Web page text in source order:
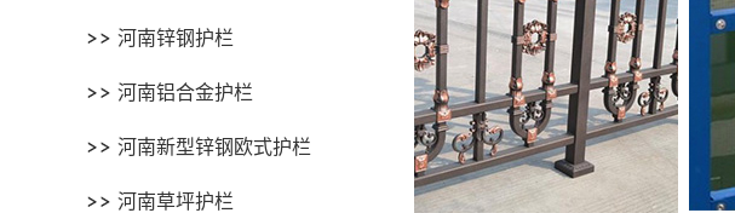
河南锌钢护栏
河南铝合金护栏
河南新型锌钢欧式护栏
河南草坪护栏